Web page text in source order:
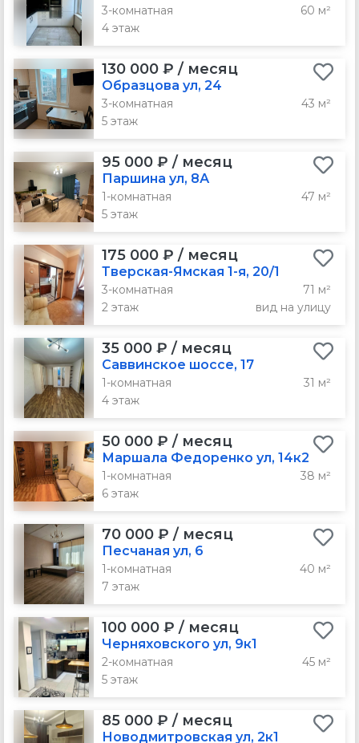
3-комнатная
60 м²
4 этаж
130 000 ₽ / месяц
Образцова ул, 24
3-комнатная
43 м²
5 этаж
95 000 ₽ / месяц
Паршина ул, 8А
1-комнатная
47 м²
5 этаж
175 000 ₽ / месяц
Тверская-Ямская 1-я, 20/1
3-комнатная
71 м²
2 этаж
вид на улицу
35 000 ₽ / месяц
Саввинское шоссе, 17
1-комнатная
31 м²
4 этаж
50 000 ₽ / месяц
Маршала Федоренко ул, 14к2
1-комнатная
38 м²
6 этаж
70 000 ₽ / месяц
Песчаная ул, 6
1-комнатная
40 м²
7 этаж
100 000 ₽ / месяц
Черняховского ул, 9к1
2-комнатная
45 м²
5 этаж
85 000 ₽ / месяц
Новодмитровская ул, 2к1